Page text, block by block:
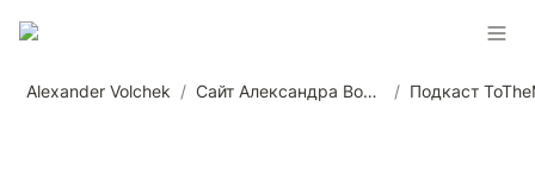
Alexander Volchek / Сайт Александра Волчека / Подкаст